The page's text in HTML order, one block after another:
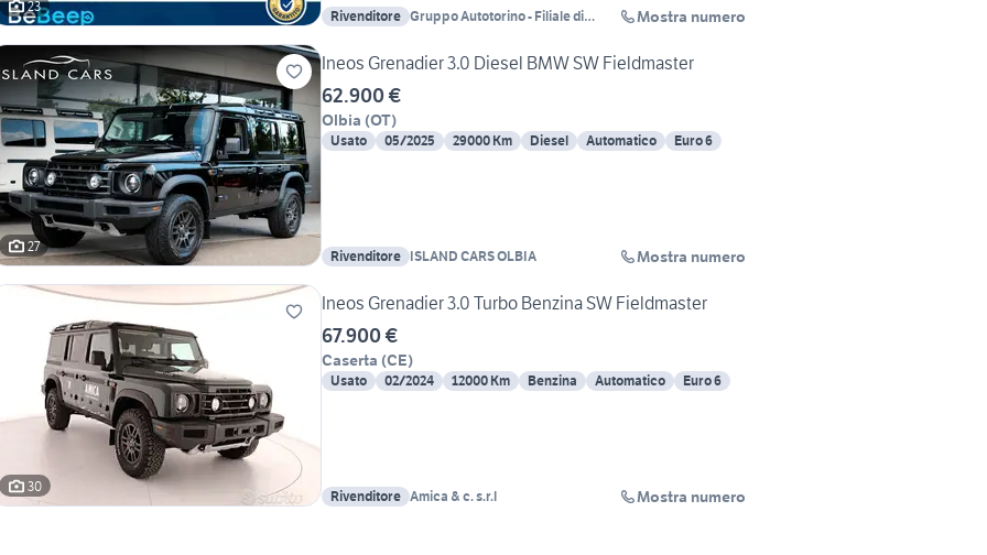
23
Rivenditore Gruppo Autotorino - Filiale di
Mostra numero
27
Ineos Grenadier 3.0 Diesel BMW SW Fieldmaster
62.900 €
Olbia (OT)
Usato 05/2025 29000 Km Diesel Automatico Euro 6
Rivenditore ISLAND CARS OLBIA Mostra numero
30
Ineos Grenadier 3.0 Turbo Benzina SW Fieldmaster
67.900 €
Caserta (CE)
Usato 02/2024 12000 Km Benzina Automatico Euro 6
Rivenditore Amica & c. s.r.l Mostra numero